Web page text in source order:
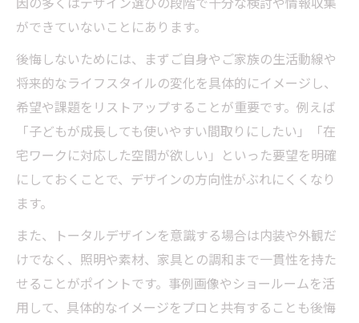
因の多くはデザイン選びの段階で十分な検討や情報収集
ができていないことにあります。
後悔しないためには、まずご自身やご家族の生活動線や
将来的なライフスタイルの変化を具体的にイメージし、
希望や課題をリストアップすることが重要です。例えば
「子どもが成長しても使いやすい間取りにしたい」「在
宅ワークに対応した空間が欲しい」といった要望を明確
にしておくことで、デザインの方向性がぶれにくくなり
ます。
また、トータルデザインを意識する場合は内装や外観だ
けでなく、照明や素材、家具との調和まで一貫性を持た
せることがポイントです。事例画像やショールームを活
用して、具体的なイメージをプロと共有することも後悔